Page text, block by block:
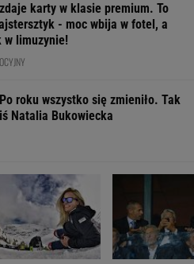
karty w klasie premium. To
- moc wbija w fotel, a
w limuzynie!
Po roku wszystko się zmieniło. Tak
Natalia Bukowiecka